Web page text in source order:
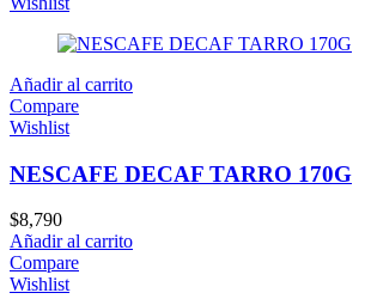
Añadir al carrito
Compare
Wishlist
NESCAFE DECAF TARRO 170G
$8,790
Añadir al carrito
Compare
Wishlist